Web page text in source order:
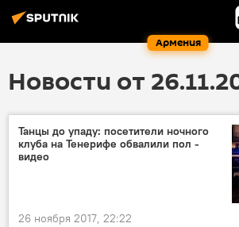
Армения
Новости от
Танцы до упаду: посетители ночного
клуба на Тенерифе обвалили пол -
видео
26 ноября 2017, 22:22